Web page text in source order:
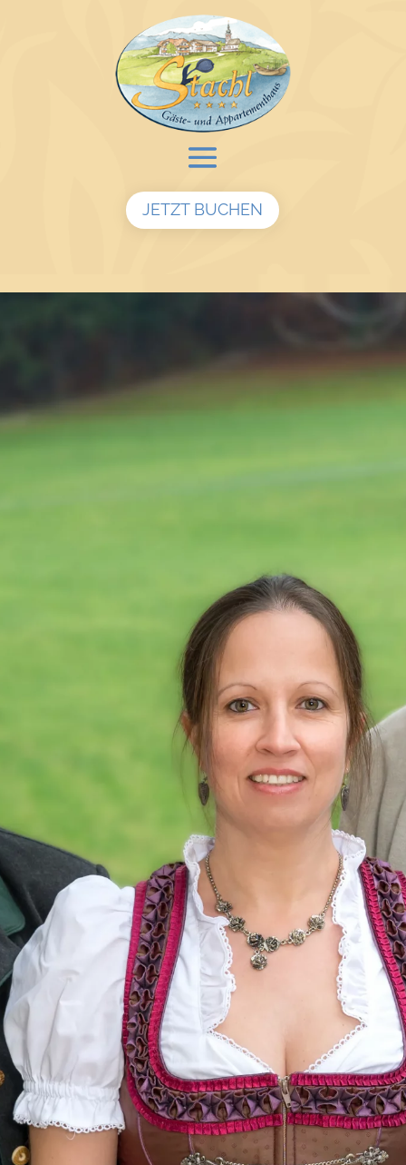
JETZT BUCHEN